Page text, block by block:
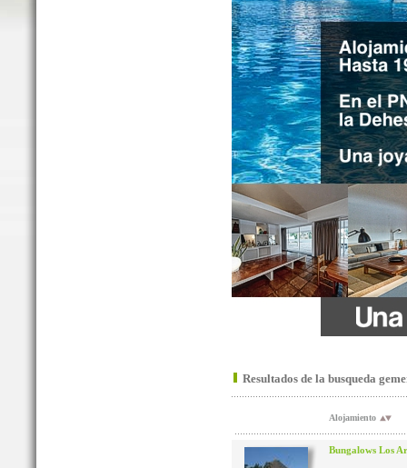
Resultados de la busqueda
Alojamiento
Bungalows Los